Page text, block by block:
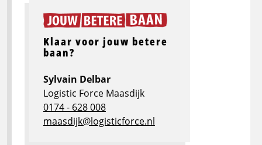
Klaar voor jouw betere
baan?
Sylvain Delbar
Logistic Force Maasdijk
0174 - 628 008
maasdijk@logisticforce.nl